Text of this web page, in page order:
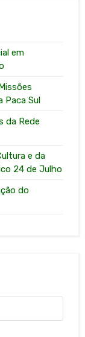
em
Paca Sul
da Rede
e da
24 de Julho
do